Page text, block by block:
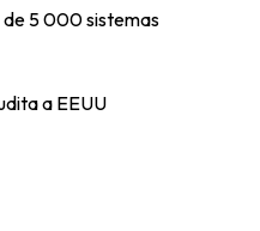
de 5 000 sistemas
a EEUU